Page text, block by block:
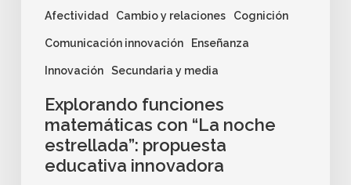
Afectividad Cambio y relaciones Cognición
Comunicación innovación Enseñanza
Innovación Secundaria y media
Explorando funciones
matemáticas con “La noche
estrellada”: propuesta
educativa innovadora